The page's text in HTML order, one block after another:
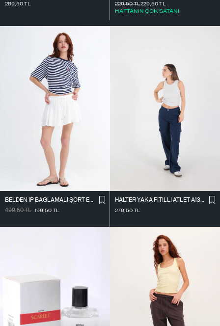
289,50TL
229,50TL
HAFTANIN ÇOK SATANI
229,50TL
BELDEN İ̇P BAĞLAMALI ŞORT ETEK Ş16072-L7
499,50TL 199,50TL
HALTER YAKA FITILLI ATLET A13294-L7
279,50TL